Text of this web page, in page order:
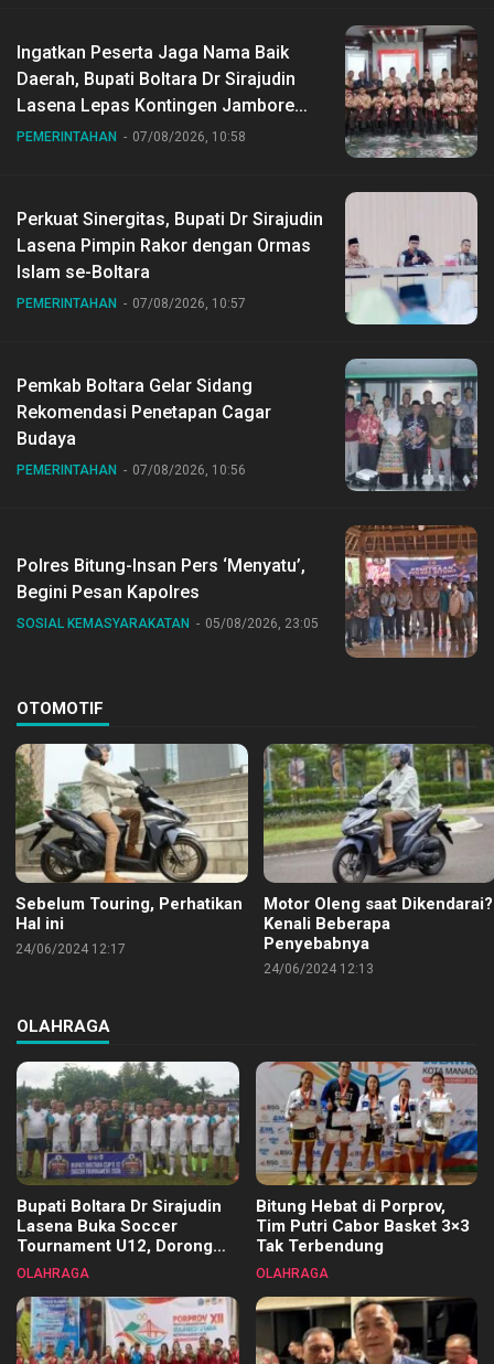
Ingatkan Peserta Jaga Nama Baik
Daerah, Bupati Boltara Dr Sirajudin
Lasena Lepas Kontingen Jambore
Nasional ke XII di Buperta Cibubur
PEMERINTAHAN 07/08/2026, 10:58
Perkuat Sinergitas, Bupati Dr Sirajudin
Lasena Pimpin Rakor dengan Ormas
Islam se-Boltara
PEMERINTAHAN 07/08/2026, 10:57
Pemkab Boltara Gelar Sidang
Rekomendasi Penetapan Cagar
Budaya
PEMERINTAHAN 07/08/2026, 10:56
Polres Bitung-Insan Pers ‘Menyatu’,
Begini Pesan Kapolres
SOSIAL KEMASYARAKATAN 05/08/2026, 23:05
OTOMOTIF
Sebelum Touring, Perhatikan
Hal ini
24/06/2024 12:17
Motor Oleng saat Dikendarai?
Kenali Beberapa
Penyebabnya
24/06/2024 12:13
OLAHRAGA
Bupati Boltara Dr Sirajudin
Lasena Buka Soccer
Tournament U12, Dorong
Pembinaan Merata di Setiap
OLAHRAGA
Bitung Hebat di Porprov,
Tim Putri Cabor Basket 3×3
Tak Terbendung
OLAHRAGA